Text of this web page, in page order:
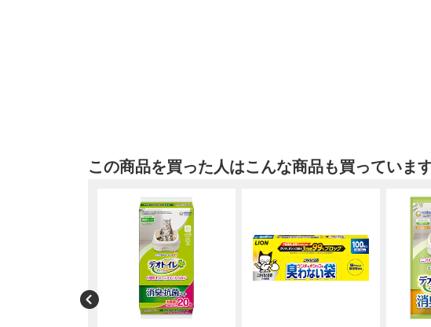
この商品を買った人はこんな商品も買っていま